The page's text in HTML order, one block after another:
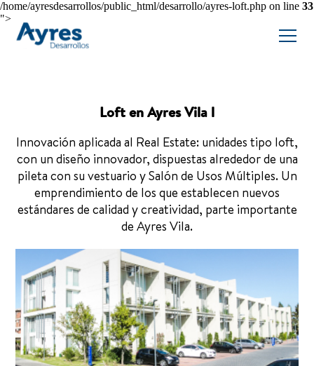
/home/ayresdesarrollos/public_html/desarrollo/ayres-loft.php on line 33
">
Loft en Ayres Vila l
Innovación aplicada al Real Estate: unidades tipo loft,
con un diseño innovador, dispuestas alrededor de una
pileta con su vestuario y Salón de Usos Múltiples. Un
emprendimiento de los que establecen nuevos
estándares de calidad y creatividad, parte importante
de Ayres Vila.